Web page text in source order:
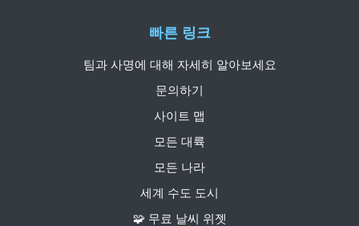
빠른 링크
팀과 사명에 대해 자세히 알아보세요
문의하기
사이트 맵
모든 대륙
모든 나라
세계 수도 도시
🧩 무료 날씨 위젯